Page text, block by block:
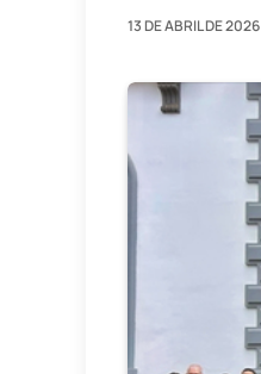
13 DE ABRIL DE 2026